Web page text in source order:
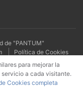
de "PANTUM"
Política de Cookies
para mejorar la
a cada visitante.
Cookies completa